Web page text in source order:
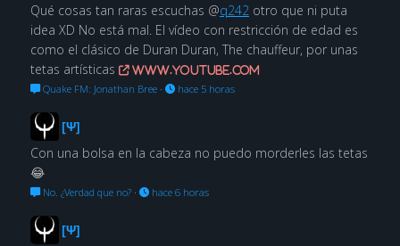
Qué cosas tan raras escuchas @q242 otro que ni puta
idea XD No está mal. El vídeo con restricción de edad es
como el clásico de Duran Duran, The chauffeur, por unas
tetas artísticas
www.youtube.com
Quake FM: Jonathan Bree· hace 5 horas
[Ψ]
Con una bolsa en la cabeza no puedo morderles las tetas
😂
No. ¿Verdad que no?· hace 6 horas
[Ψ]